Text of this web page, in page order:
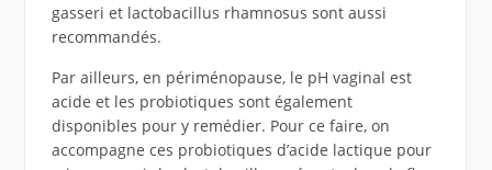
gasseri et lactobacillus rhamnosus sont aussi
recommandés.
Par ailleurs, en périménopause, le pH vaginal est
acide et les probiotiques sont également
disponibles pour y remédier. Pour ce faire, on
accompagne ces probiotiques d’acide lactique pour